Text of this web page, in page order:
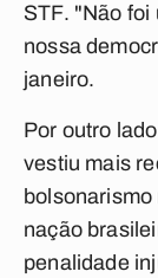
STF. "Não foi
nossa
janeiro.
Por outro
vestiu mais
nação
penalidade